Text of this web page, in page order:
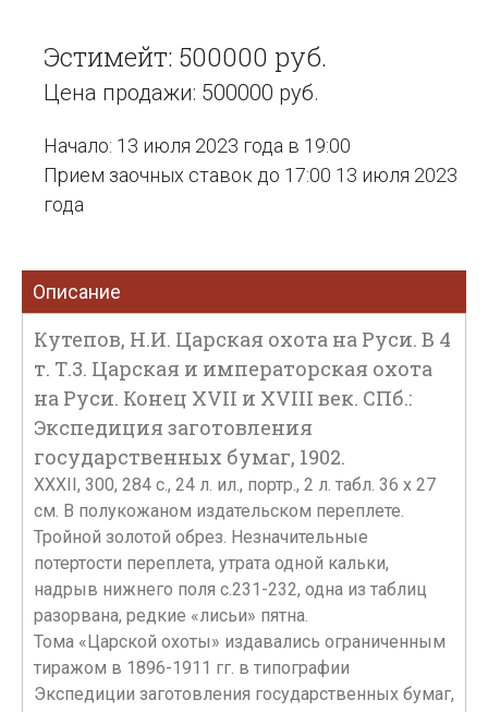
Эстимейт: 500000 руб.
Цена продажи: 500000 руб.
Начало: 13 июля 2023 года в 19:00
Прием заочных ставок до 17:00 13 июля 2023
года
Описание
Кутепов, Н.И. Царская охота на Руси. В 4
т. Т.3. Царская и императорская охота
на Руси. Конец XVII и XVIII век. СПб.:
Экспедиция заготовления
государственных бумаг, 1902.
XXXII, 300, 284 с., 24 л. ил., портр., 2 л. табл. 36 х 27
см. В полукожаном издательском переплете.
Тройной золотой обрез. Незначительные
потертости переплета, утрата одной кальки,
надрыв нижнего поля с.231-232, одна из таблиц
разорвана, редкие «лисьи» пятна.
Тома «Царской охоты» издавались ограниченным
тиражом в 1896-1911 гг. в типографии
Экспедиции заготовления государственных бумаг,